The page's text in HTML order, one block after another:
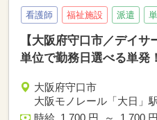
看護師 福祉施設 派遣
【大阪府守口市／デイ
単位で勤務日選べる単発
大阪府守口市
大阪モノレール「大日」